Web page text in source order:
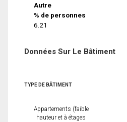
Autre
% de personnes
6.21
Données Sur Le Bâtiment
TYPE DE BÂTIMENT
Appartements (faible
hauteur et à étages